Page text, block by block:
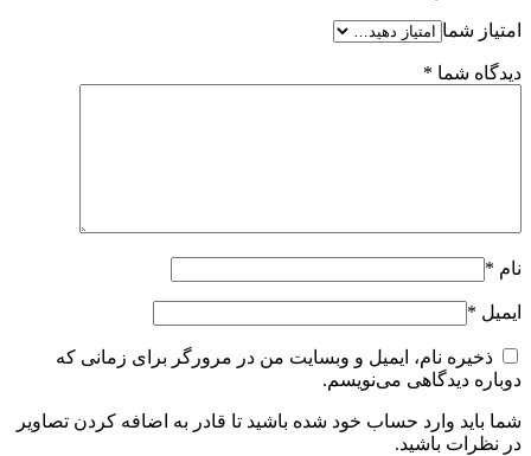
امتیاز شما
دیدگاه شما *
نام *
ایمیل *
ذخیره نام، ایمیل و وبسایت من در مرورگر برای زمانی که
دوباره دیدگاهی می‌نویسم.
شما باید وارد حساب خود شده باشید تا قادر به اضافه کردن تصاویر
در نظرات باشید.